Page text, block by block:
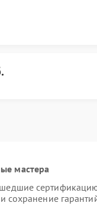
мастера
сохранение